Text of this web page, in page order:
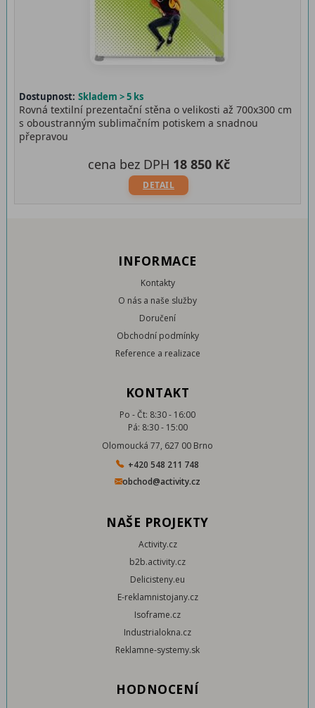
Dostupnost: Skladem > 5 ks
Rovná textilní prezentační stěna o velikosti až 700x300 cm
s oboustranným sublimačním potiskem a snadnou
přepravou
DETAIL
cena bez DPH 18 850 Kč
INFORMACE
Kontakty
O nás a naše služby
Doručení
Obchodní podmínky
Reference a realizace
KONTAKT
Po - Čt: 8:30 - 16:00
Pá: 8:30 - 15:00
Olomoucká 77, 627 00 Brno
+420 548 211 748
obchod@activity.cz
NAŠE PROJEKTY
Activity.cz
b2b.activity.cz
Delicisteny.eu
E-reklamnistojany.cz
Isoframe.cz
Industrialokna.cz
Reklamne-systemy.sk
HODNOCENÍ